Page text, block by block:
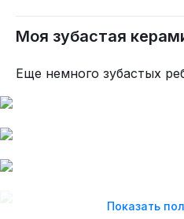
Моя зубастая
Еще немного зубастых
Показать